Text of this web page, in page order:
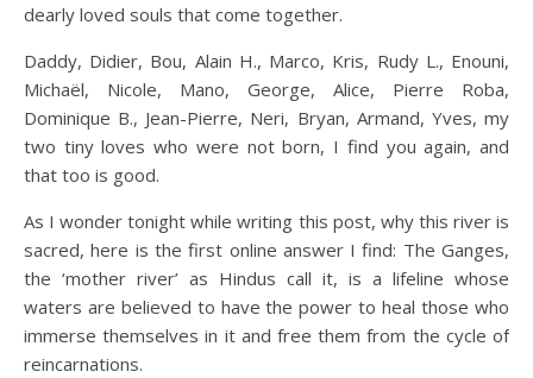
dearly loved souls that come together.
Daddy, Didier, Bou, Alain H., Marco, Kris, Rudy L., Enouni,
Michaël, Nicole, Mano, George, Alice, Pierre Roba,
Dominique B., Jean-Pierre, Neri, Bryan, Armand, Yves, my
two tiny loves who were not born, I find you again, and
that too is good.
As I wonder tonight while writing this post, why this river is
sacred, here is the first online answer I find: The Ganges,
the ‘mother river’ as Hindus call it, is a lifeline whose
waters are believed to have the power to heal those who
immerse themselves in it and free them from the cycle of
reincarnations.